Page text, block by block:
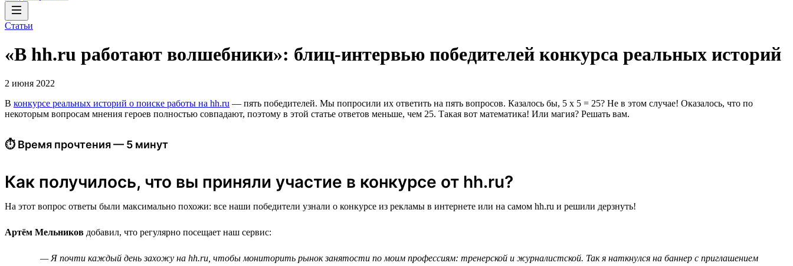
Статьи
«В hh.ru работают волшебники»: блиц-интервью победителей конкурса реальных историй
2 июня 2022
В конкурсе реальных историй о поиске работы на hh.ru — пять победителей. Мы попросили их ответить на пять вопросов. Казалось бы, 5 х 5 = 25? Не в этом случае! Оказалось, что по
некоторым вопросам мнения героев полностью совпадают, поэтому в этой статье ответов меньше, чем 25. Такая вот математика! Или магия? Решать вам.
⏱ Время прочтения — 5 минут
Как получилось, что вы приняли участие в конкурсе от hh.ru?
На этот вопрос ответы были максимально похожи: все наши победители узнали о конкурсе из рекламы в интернете или на самом hh.ru и решили дерзнуть!
Артём Мельников добавил, что регулярно посещает наш сервис:
— Я почти каждый день захожу на hh.ru, чтобы мониторить рынок занятости по моим профессиям: тренерской и журналистской. Так я наткнулся на баннер с приглашением